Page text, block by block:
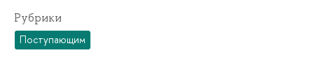
Рубрики
Поступающим